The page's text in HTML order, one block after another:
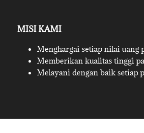
MISI KAMI
Menghargai setiap nilai uang
Memberikan kualitas tinggi
Melayani dengan baik setiap